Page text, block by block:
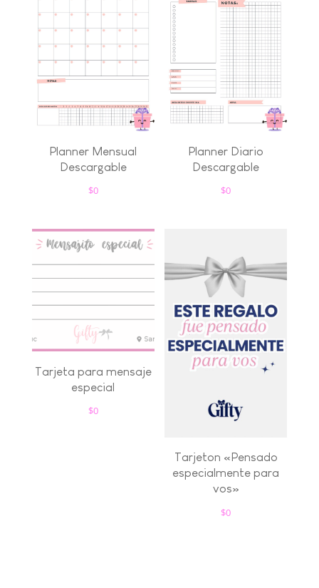
Planner Mensual
Descargable
$0
Planner Diario
Descargable
$0
Tarjeta para mensaje
especial
$0
Tarjeton «Pensado
especialmente para
vos»
$0